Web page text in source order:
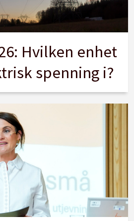
Hvilken enhet
spenning i?